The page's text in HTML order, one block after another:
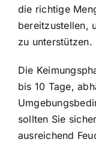
die richtige
bereitzustellen,
zu unterstützen.
Die
bis 10 Tage,
sollten Sie
ausreichend